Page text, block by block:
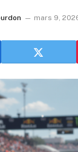
mars 9,